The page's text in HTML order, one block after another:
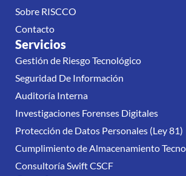
Sobre RISCCO
Contacto
Servicios
Gestión de Riesgo Tecnológico
Seguridad De Información
Auditoría Interna
Investigaciones Forenses Digitales
Protección de Datos Personales (Ley 81)
Cumplimiento de Almacenamiento
Consultoría Swift CSCF